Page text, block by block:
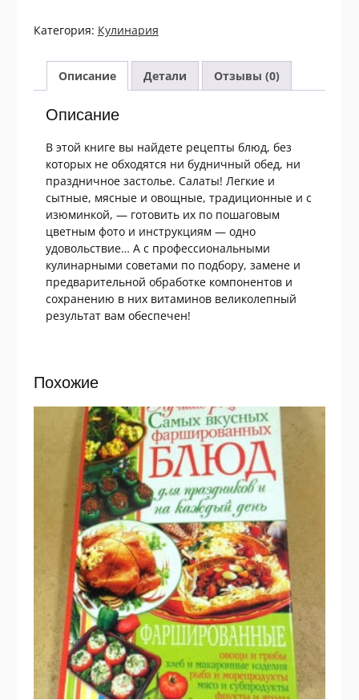
Зыкина.
Салаты
для
праздников
и
день
Категория: Кулинария
Описание Детали Отзывы (0)
Описание
В этой книге вы найдете рецепты блюд, без
которых не обходятся ни будничный обед, ни
праздничное застолье. Салаты! Легкие и
сытные, мясные и овощные, традиционные и с
изюминкой, — готовить их по пошаговым
цветным фото и инструкциям — одно
удовольствие… А с профессиональными
кулинарными советами по подбору, замене и
предварительной обработке компонентов и
сохранению в них витаминов великолепный
результат вам обеспечен!
Похожие